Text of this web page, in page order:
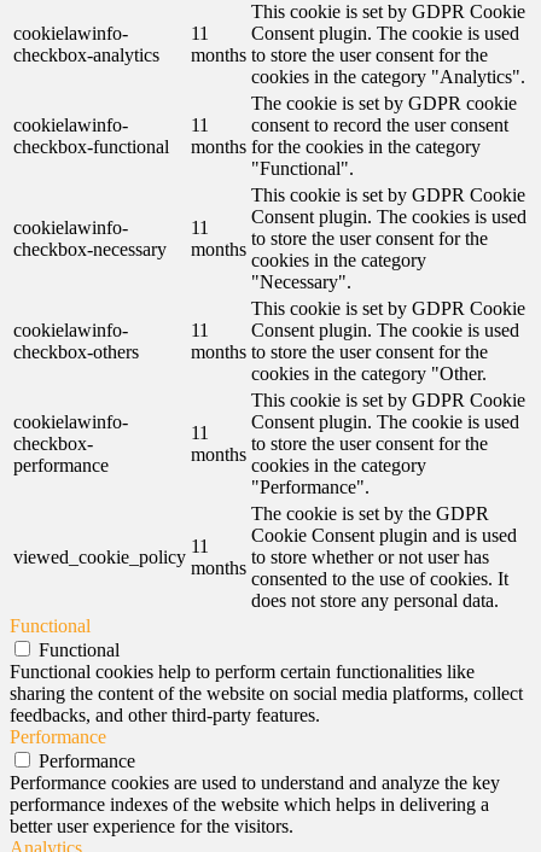
cookielawinfo-
checkbox-analytics
11
months
This cookie is set by GDPR Cookie
Consent plugin. The cookie is used
to store the user consent for the
cookies in the category "Analytics".
cookielawinfo-
checkbox-functional
11
months
The cookie is set by GDPR cookie
consent to record the user consent
for the cookies in the category
"Functional".
cookielawinfo-
checkbox-necessary
11
months
This cookie is set by GDPR Cookie
Consent plugin. The cookies is used
to store the user consent for the
cookies in the category
"Necessary".
cookielawinfo-
checkbox-others
11
months
This cookie is set by GDPR Cookie
Consent plugin. The cookie is used
to store the user consent for the
cookies in the category "Other.
cookielawinfo-
checkbox-
performance
11
months
This cookie is set by GDPR Cookie
Consent plugin. The cookie is used
to store the user consent for the
cookies in the category
"Performance".
viewed_cookie_policy
11
months
The cookie is set by the GDPR
Cookie Consent plugin and is used
to store whether or not user has
consented to the use of cookies. It
does not store any personal data.
Functional
Functional
Functional cookies help to perform certain functionalities like
sharing the content of the website on social media platforms, collect
feedbacks, and other third-party features.
Performance
Performance
Performance cookies are used to understand and analyze the key
performance indexes of the website which helps in delivering a
better user experience for the visitors.
Analytics